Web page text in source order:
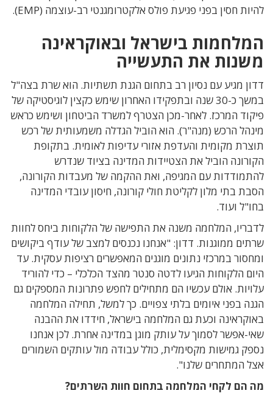
להיות חסין בפני פגיעת פולס אלקטרומגנטי רב-עוצמה (EMP).
המלחמות בישראל ובאוקראינה
משנות את התעשייה
דדון מגיע עם נסיון רב בתחום הגנת תשתיות. הואשרת בצה"ל
במשך כ-30
שנה ובתפקידו האחרון שימש כקצין לוגיסטיקה של
פיקוד המרכז. לאחר-מכן הצטרף למשרד הביטחון ושימש כראש
מינהל הרכש (מנה"ר)
. הוא הוביל הגדלה משמעותית של רכש
תוצרת מקומית והעדפת אזורי עדיפות לאומית. בתקופת
הקורונה הוביל את הצטיידות המדינה בציוד שנדרש
להתמודדות עם המגיפה, ואת ההקמה של מעבדות הקורונה,
הסבת בתי מלון לקליטת חולי קורונה, חיסון עובדי המדינה
בחו"ל ועוד.
לדבריו, המלחמה משנה את התפישה של הלקוחות ביחס לחוות
שרתים ממוגנות. דדון: "אנחנו נכנסים למצב של עודף ביקושים
ומחסור במרכזי נתונים מוגנים המאפשרים רציפות עסקית. עד
היום הלקוחות הגיעו לדטה סנטר מהצד הכלכלי – כדי להוריד
עלויות. אולם עכשיו הם מתחילים לחפש פתרונות המספקים גם
הגנה בפני איומים בלתי צפויים. כך למשל, תחילה המלחמה
באוקראינה וכעת גם המלחמה בישראל, חידדו את ההבנה
שאי-אפשר לסמוך על עותק מוגן במדינה אחרת. לכן אנחנו
נספק גמישות מקסימלית, כולל עבודה מול עותקים השמורים
אצל המתחרים שלנו".
מה הם לקחי המלחמה בתחום חוות השרתים?